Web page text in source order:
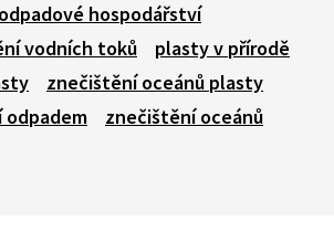
odpadové hospodářství
vodních toků
plasty v přírodě
znečištění oceánů plasty
znečištění oceánů